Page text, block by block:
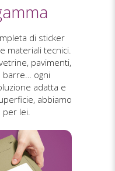
di sticker
materiali tecnici.
pavimenti,
barre… ogni
adatta e
abbiamo
per lei.